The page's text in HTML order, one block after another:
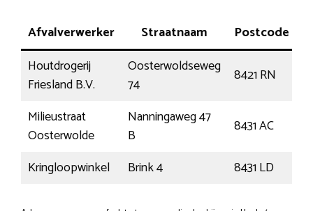
Afvalverwerker Straatnaam
Postcode
Houtdrogerij
Friesland B.V.
Oosterwoldseweg
74
8421 RN
Milieustraat
Oosterwolde
Nanningaweg 47
B
8431 AC
Kringloopwinkel
Brink 4 8431 LD